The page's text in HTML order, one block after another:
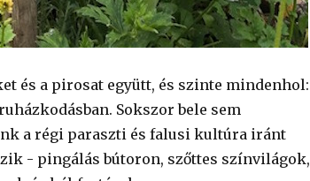
és a pirosat együtt, és szinte mindenhol:
Sokszor bele sem
a régi paraszti és falusi kultúra iránt
- pingálás bútoron, szőttes színvilágok,